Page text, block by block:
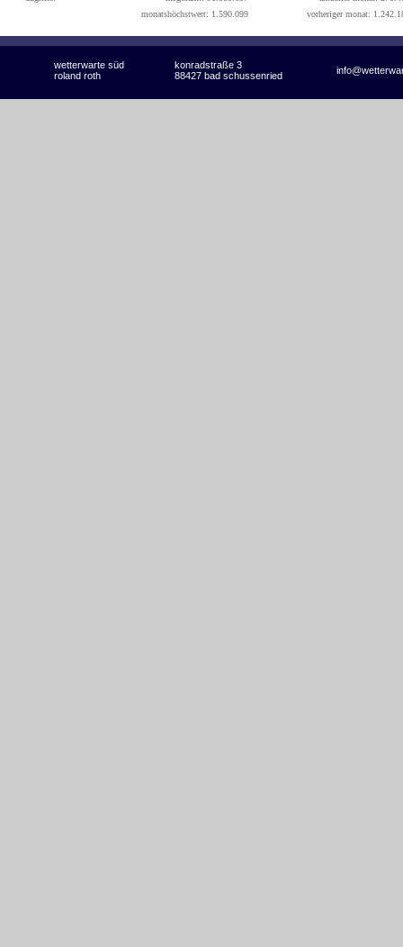
monatshöchstwert: 1.590.099
vorheriger monat:
wetterwarte süd konradstraße 3
roland roth 88427 bad schussenried